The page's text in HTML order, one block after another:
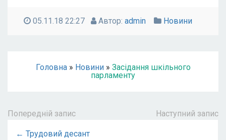
05.11.18 22:27 Автор: admin Новини
Головна» Новини» Засідання шкільного
парламенту
Попередній запис Наступний запис
← Трудовий десант